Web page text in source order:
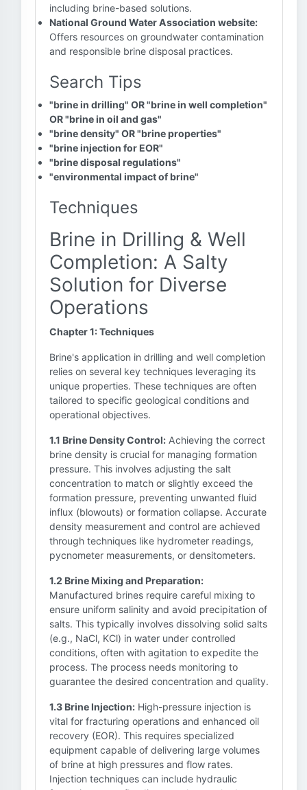
including brine-based solutions.
National Ground Water Association website:
Offers resources on groundwater contamination
and responsible brine disposal practices.
Search Tips
"brine in drilling" OR "brine in well completion"
OR "brine in oil and gas"
"brine density" OR "brine properties"
"brine injection for EOR"
"brine disposal regulations"
"environmental impact of brine"
Techniques
Brine in Drilling & Well
Completion: A Salty
Solution for Diverse
Operations
Chapter 1: Techniques
Brine's application in drilling and well completion
relies on several key techniques leveraging its
unique properties. These techniques are often
tailored to specific geological conditions and
operational objectives.
1.1 Brine Density Control: Achieving the correct
brine density is crucial for managing formation
pressure. This involves adjusting the salt
concentration to match or slightly exceed the
formation pressure, preventing unwanted fluid
influx (blowouts) or formation collapse. Accurate
density measurement and control are achieved
through techniques like hydrometer readings,
pycnometer measurements, or densitometers.
1.2 Brine Mixing and Preparation:
Manufactured brines require careful mixing to
ensure uniform salinity and avoid precipitation of
salts. This typically involves dissolving solid salts
(e.g., NaCl, KCl) in water under controlled
conditions, often with agitation to expedite the
process. The process needs monitoring to
guarantee the desired concentration and quality.
1.3 Brine Injection: High-pressure injection is
vital for fracturing operations and enhanced oil
recovery (EOR). This requires specialized
equipment capable of delivering large volumes
of brine at high pressures and flow rates.
Injection techniques can include hydraulic